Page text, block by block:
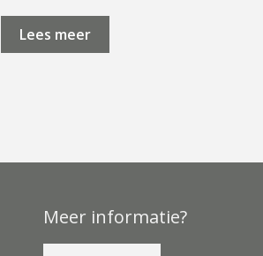
Lees meer
Meer informatie?